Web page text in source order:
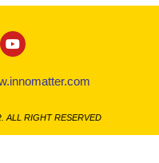
Y
u
t
b
ALL RIGHT RESERVED